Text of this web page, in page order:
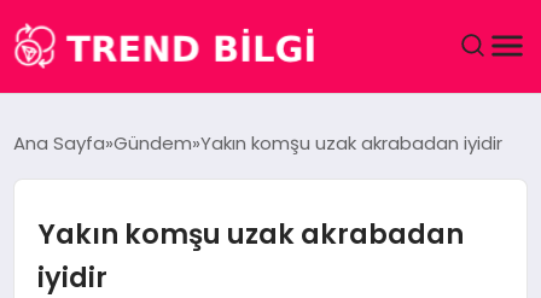
DÜNYA
EĞITIM
Ana Sayfa Gündem Yakın komşu uzak akrabadan iyidir
Yakın komşu uzak akrabadan
iyidir